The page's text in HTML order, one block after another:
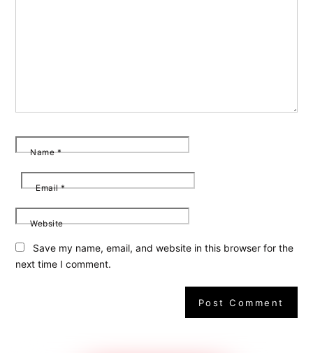
Name*
Email*
Website
Save my name, email, and website in this browser for the
next time I comment.